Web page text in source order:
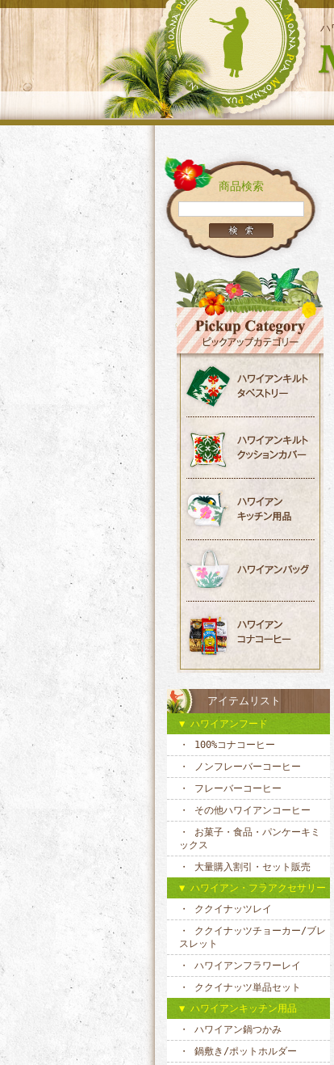
ハ
商品検索
アイテムリスト
ハワイアンフード
100%コナコーヒー
ノンフレーバーコーヒー
フレーバーコーヒー
その他ハワイアンコーヒー
お菓子・食品・パンケーキミ
ックス
大量購入割引・セット販売
ハワイアン・フラアクセサリー
ククイナッツレイ
ククイナッツチョーカー/ブレ
スレット
ハワイアンフラワーレイ
ククイナッツ単品セット
ハワイアンキッチン用品
ハワイアン鍋つかみ
鍋敷き/ポットホルダー